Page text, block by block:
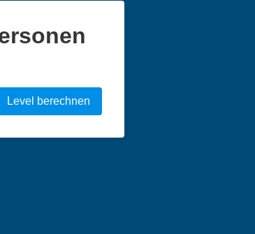
Level berechnen